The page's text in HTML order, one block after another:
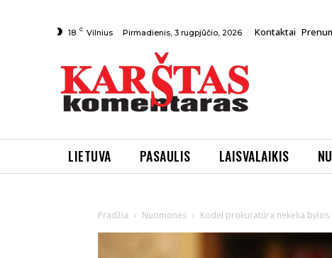
18 C Vilnius Pirmadienis, 3 rugpjūčio, 2026 Kontaktai
LIETUVA PASAULIS LAISVALAIKIS
Pradžia Nuomonės Kodėl prokuratūra nekelia